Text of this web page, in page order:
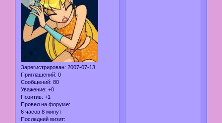
Зарегистрирован: 2007-07-13
Приглашений: 0
Сообщений: 80
Уважение: +0
Позитив: +1
Провел на форуме:
6 часов 8 минут
Последний визит: